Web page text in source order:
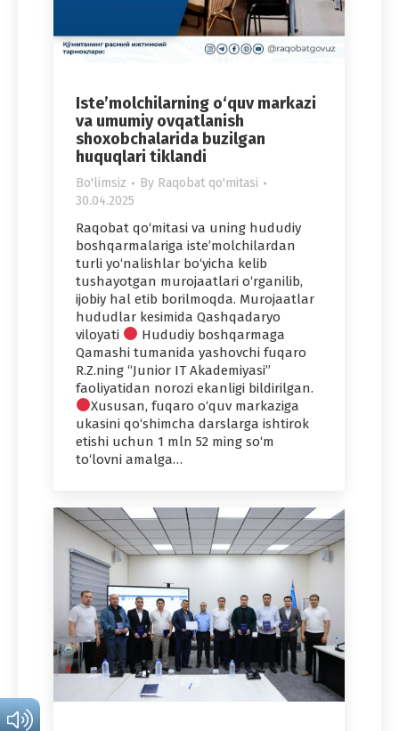
Iste’molchilarning o‘quv markazi
va umumiy ovqatlanish
shoxobchalarida buzilgan
huquqlari tiklandi
Bo'limsiz By Raqobat qo'mitasi
30.04.2025
Raqobat qo‘mitasi va uning hududiy
boshqarmalariga iste’molchilardan
turli yo‘nalishlar bo‘yicha kelib
tushayotgan murojaatlari o‘rganilib,
ijobiy hal etib borilmoqda. Murojaatlar
hududlar kesimida Qashqadaryo
viloyati
Hududiy boshqarmaga
Qamashi tumanida yashovchi fuqaro
R.Z.ning “Junior IT Akademiyasi”
faoliyatidan norozi ekanligi bildirilgan.
Xususan, fuqaro o‘quv markaziga
ukasini qo‘shimcha darslarga ishtirok
etishi uchun 1 mln 52 ming so‘m
to‘lovni amalga…